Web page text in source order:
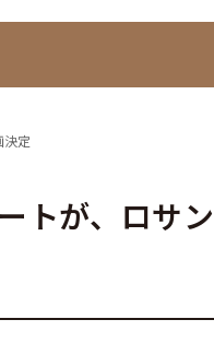
決定
トが、ロサ